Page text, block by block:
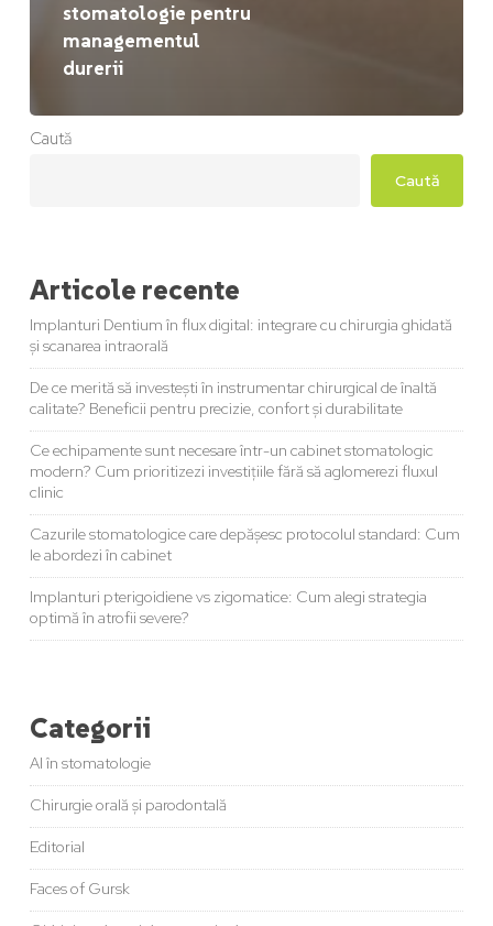
stomatologie pentru
managementul
durerii
Caută
Caută
Articole recente
Implanturi Dentium în flux digital: integrare cu chirurgia ghidată
și scanarea intraorală
De ce merită să investești în instrumentar chirurgical de înaltă
calitate? Beneficii pentru precizie, confort și durabilitate
Ce echipamente sunt necesare într-un cabinet stomatologic
modern? Cum prioritizezi investițiile fără să aglomerezi fluxul
clinic
Cazurile stomatologice care depășesc protocolul standard: Cum
le abordezi în cabinet
Implanturi pterigoidiene vs zigomatice: Cum alegi strategia
optimă în atrofii severe?
Categorii
AI în stomatologie
Chirurgie orală și parodontală
Editorial
Faces of Gursk